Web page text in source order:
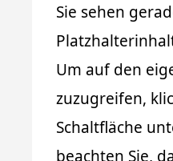
Sie sehen
Um auf den
zuzugreifen,
Schaltfläche
beachten Sie,